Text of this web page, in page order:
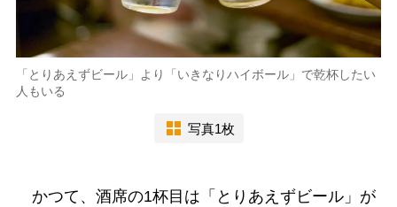
「とりあえずビール」より「いきなりハイボール」で乾杯したい
人もいる
写真1枚
かつて、酒席の1杯目は「とりあえずビール」が